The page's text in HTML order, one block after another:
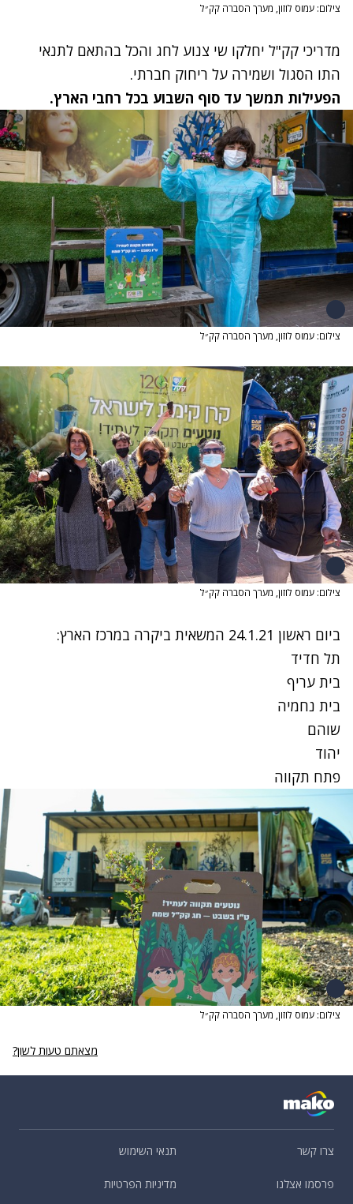
צילום: עמוס לוזון, מערך הסברה קק״ל
מדריכי קק"ל יחלקו שי צנוע לחג והכל בהתאם לתנאי
התו הסגול ושמירה על ריחוק חברתי.
הפעילות תמשך עד סוף השבוע בכל רחבי הארץ.
צילום: עמוס לוזון, מערך הסברה קק״ל
צילום: עמוס לוזון, מערך הסברה קק״ל
ביום ראשון 24.1.21 המשאית ביקרה במרכז הארץ:
תל חדיד
בית עריף
בית נחמיה
שוהם
יהוד
פתח תקווה
צילום: עמוס לוזון, מערך הסברה קק״ל
מצאתם טעות לשון?
צרו קשר
פרסמו אצלנו
תנאי השימוש
מדיניות הפרטיות